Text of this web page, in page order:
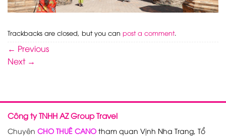
Trackbacks are closed, but you can post a comment.
← Previous
Next →
Công ty TNHH AZ Group Travel
Chuyên CHO THUÊ CANO tham quan Vịnh Nha Trang, Tổ